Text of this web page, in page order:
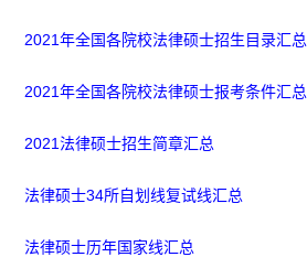
2021年全国各院校法律硕士招生目录汇总
2021年全国各院校法律硕士报考条件汇总
2021法律硕士招生简章汇总
法律硕士34所自划线复试线汇总
法律硕士历年国家线汇总